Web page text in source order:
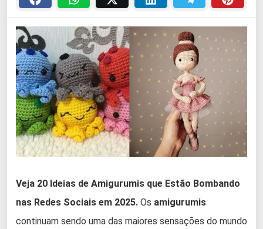
Veja 20 Ideias de Amigurumis que Estão Bombando
nas Redes Sociais em 2025. Os amigurumis
continuam sendo uma das maiores sensações do mundo